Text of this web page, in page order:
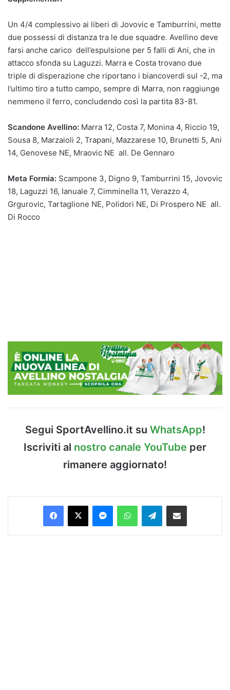
Un 4/4 complessivo ai liberi di Jovovic e Tamburrini, mette
due possessi di distanza tra le due squadre. Avellino deve
farsi anche carico dell’espulsione per 5 falli di Ani, che in
attacco sfonda su Laguzzi. Marra e Costa trovano due
triple di disperazione che riportano i biancoverdi sul -2, ma
l’ultimo tiro a tutto campo, sempre di Marra, non raggiunge
nemmeno il ferro, concludendo così la partita 83-81.
Scandone Avellino: Marra 12, Costa 7, Monina 4, Riccio 19,
Sousa 8, Marzaioli 2, Trapani, Mazzarese 10, Brunetti 5, Ani
14, Genovese NE, Mraovic NE all. De Gennaro
Meta Formia: Scampone 3, Digno 9, Tamburrini 15, Jovovic
18, Laguzzi 16, Ianuale 7, Cimminella 11, Verazzo 4,
Grgurovic, Tartaglione NE, Polidori NE, Di Prospero NE all.
Di Rocco
Segui SportAvellino.it su WhatsApp!
Iscriviti al nostro canale YouTube per
rimanere aggiornato!
Facebook
X MessengerWhatsAppTelegramCondividi via Email